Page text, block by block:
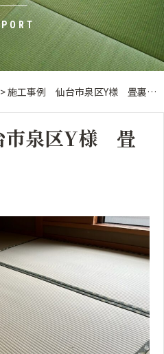
>施工事例 仙台市泉区Y様 畳裏返し
泉区Y様 畳